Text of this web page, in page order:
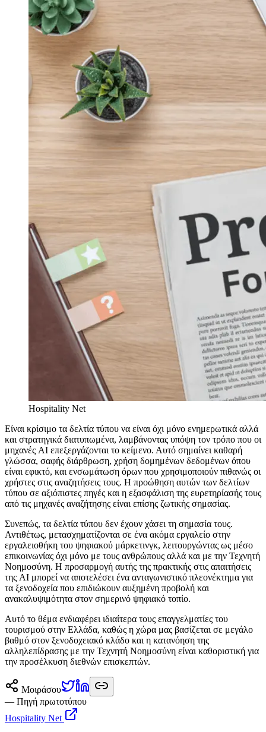
Hospitality Net
Είναι κρίσιμο τα δελτία τύπου να είναι όχι μόνο ενημερωτικά αλλά
και στρατηγικά διατυπωμένα, λαμβάνοντας υπόψη τον τρόπο που οι
μηχανές AI επεξεργάζονται το κείμενο. Αυτό σημαίνει καθαρή
γλώσσα, σαφής διάρθρωση, χρήση δομημένων δεδομένων όπου
είναι εφικτό, και ενσωμάτωση όρων που χρησιμοποιούν πιθανώς οι
χρήστες στις αναζητήσεις τους. Η προώθηση αυτών των δελτίων
τύπου σε αξιόπιστες πηγές και η εξασφάλιση της ευρετηρίασής τους
από τις μηχανές αναζήτησης είναι επίσης ζωτικής σημασίας.
Συνεπώς, τα δελτία τύπου δεν έχουν χάσει τη σημασία τους.
Αντιθέτως, μετασχηματίζονται σε ένα ακόμα εργαλείο στην
εργαλειοθήκη του ψηφιακού μάρκετινγκ, λειτουργώντας ως μέσο
επικοινωνίας όχι μόνο με τους ανθρώπους αλλά και με την Τεχνητή
Νοημοσύνη. Η προσαρμογή αυτής της πρακτικής στις απαιτήσεις
της AI μπορεί να αποτελέσει ένα ανταγωνιστικό πλεονέκτημα για
τα ξενοδοχεία που επιδιώκουν αυξημένη προβολή και
ανακαλυψιμότητα στον σημερινό ψηφιακό τοπίο.
Αυτό το θέμα ενδιαφέρει ιδιαίτερα τους επαγγελματίες του
τουρισμού στην Ελλάδα, καθώς η χώρα μας βασίζεται σε μεγάλο
βαθμό στον ξενοδοχειακό κλάδο και η κατανόηση της
αλληλεπίδρασης με την Τεχνητή Νοημοσύνη είναι καθοριστική για
την προσέλκυση διεθνών επισκεπτών.
Μοιράσου
— Πηγή πρωτοτύπου
Hospitality Net